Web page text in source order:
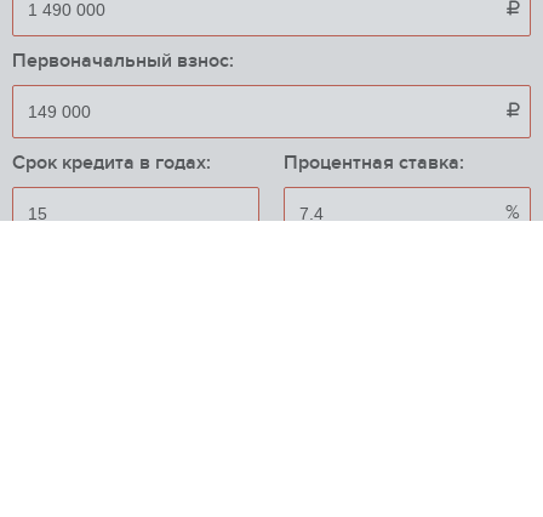

Первоначальный взнос:

Срок кредита в годах: Процентная ставка:
%